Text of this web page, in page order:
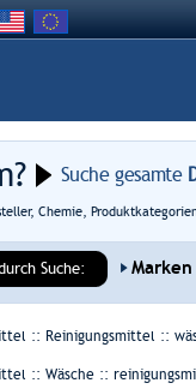
Suche gesamte
Chemie,
Suche: Marken
:: Reinigungsmittel ::
:: Wäsche ::